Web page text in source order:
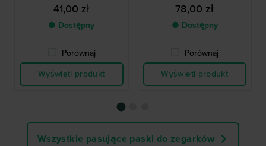
41,00 zł
● Dostępny
Porównaj
Wyświetl produkt
78,00 zł
● Dostępny
Porównaj
Wyświetl produkt
Wszystkie pasujące paski do zegarków